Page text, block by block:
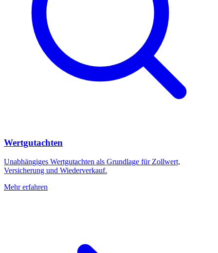
Wertgutachten
Unabhängiges Wertgutachten als Grundlage für Zollwert,
Versicherung und Wiederverkauf.
Mehr erfahren